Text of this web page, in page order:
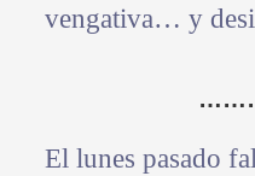
vengativa… y
El lunes pasado